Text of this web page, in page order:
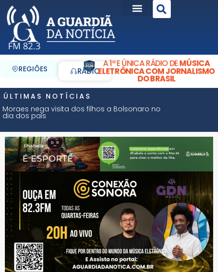
REGIÕES RÁDIO
A 1ª E ÚNICA RÁDIO DEMÚSICA
ELETRÔNICA COM JORNALISMO
DO BRASIL
ÚLTIMAS NOTÍCIAS
Moraes nega visita dos filhos a Bolsonaro no
dia dos pais